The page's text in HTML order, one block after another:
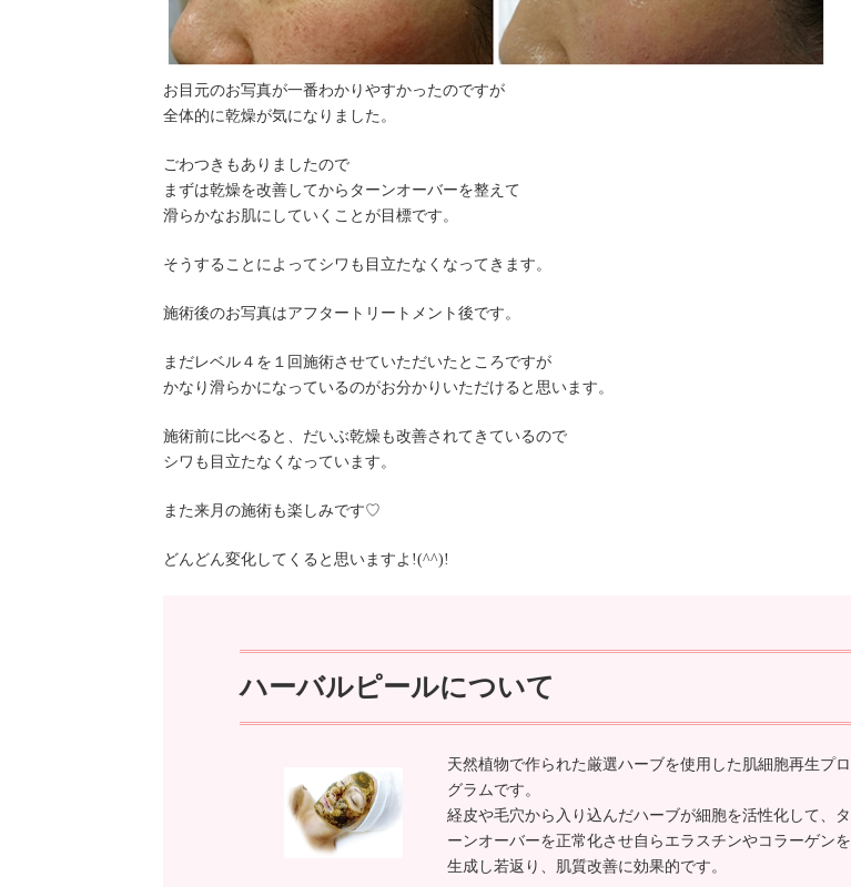
お目元のお写真が一番わかりやすかったのですが
全体的に乾燥が気になりました。
ごわつきもありましたので
まずは乾燥を改善してからターンオーバーを整えて
滑らかなお肌にしていくことが目標です。
そうすることによってシワも目立たなくなってきます。
施術後のお写真はアフタートリートメント後です。
まだレベル４を１回施術させていただいたところですが
かなり滑らかになっているのがお分かりいただけると思います。
施術前に比べると、だいぶ乾燥も改善されてきているので
シワも目立たなくなっています。
また来月の施術も楽しみです♡
どんどん変化してくると思いますよ!(^^)!
ハーバルピールについて
天然植物で作られた厳選ハーブを使用した肌細胞再生プロ
グラムです。
経皮や毛穴から入り込んだハーブが細胞を活性化して、タ
ーンオーバーを正常化させ自らエラスチンやコラーゲンを
生成し若返り、肌質改善に効果的です。